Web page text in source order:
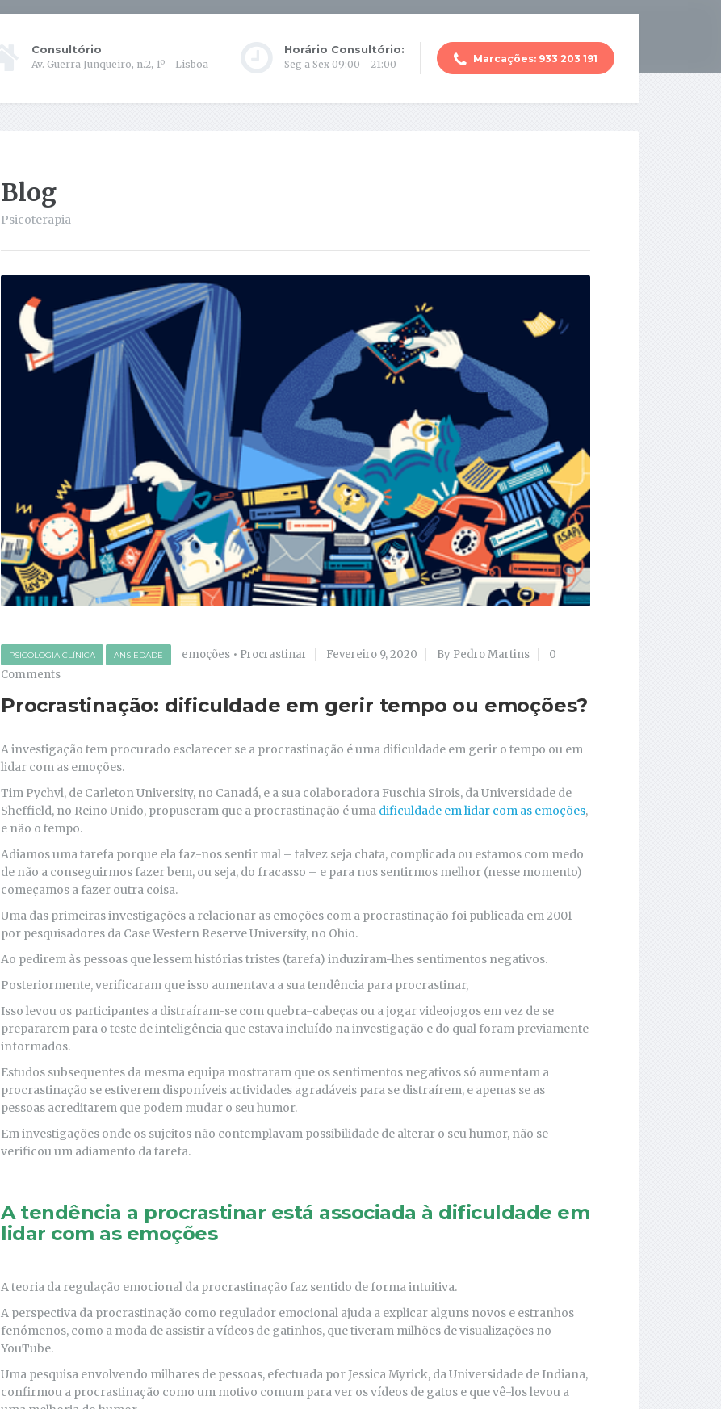
Consultório
Av. Guerra Junqueiro, n.2, 1º - Lisboa
Horário Consultório:
Seg a Sex 09:00 - 21:00 Marcações: 933 203 191
Blog
Psicoterapia
PSICOLOGIA CLÍNICA ANSIEDADE emoções • Procrastinar Fevereiro 9, 2020 By Pedro Martins
0
Comments
Procrastinação: dificuldade em gerir tempo ou emoções?
A investigação tem procurado esclarecer se a procrastinação é uma dificuldade em gerir o tempo ou em
lidar com as emoções.
Tim Pychyl, de Carleton University, no Canadá, e a sua colaboradora Fuschia Sirois, da Universidade de
Sheffield, no Reino Unido, propuseram que a procrastinação é uma dificuldade em lidar com as emoções,
e não o tempo.
Adiamos uma tarefa porque ela faz-nos sentir mal – talvez seja chata, complicada ou estamos com medo
de não a conseguirmos fazer bem, ou seja, do fracasso – e para nos sentirmos melhor (nesse momento)
começamos a fazer outra coisa.
Uma das primeiras investigações a relacionar as emoções com a procrastinação foi publicada em 2001
por pesquisadores da Case Western Reserve University, no Ohio.
Ao pedirem às pessoas que lessem histórias tristes (tarefa) induziram-lhes sentimentos negativos.
Posteriormente, verificaram que isso aumentava a sua tendência para procrastinar,
Isso levou os participantes a distraíram-se com quebra-cabeças ou a jogar videojogos em vez de se
prepararem para o teste de inteligência que estava incluído na investigação e do qual foram previamente
informados.
Estudos subsequentes da mesma equipa mostraram que os sentimentos negativos só aumentam a
procrastinação se estiverem disponíveis actividades agradáveis para se distraírem, e apenas se as
pessoas acreditarem que podem mudar o seu humor.
Em investigações onde os sujeitos não contemplavam possibilidade de alterar o seu humor, não se
verificou um adiamento da tarefa.
A tendência a procrastinar está associada à dificuldade em
lidar com as emoções
A teoria da regulação emocional da procrastinação faz sentido de forma intuitiva.
A perspectiva da procrastinação como regulador emocional ajuda a explicar alguns novos e estranhos
fenómenos, como a moda de assistir a vídeos de gatinhos, que tiveram milhões de visualizações no
YouTube.
Uma pesquisa envolvendo milhares de pessoas, efectuada por Jessica Myrick, da Universidade de Indiana,
confirmou a procrastinação como um motivo comum para ver os vídeos de gatos e que vê-los levou a